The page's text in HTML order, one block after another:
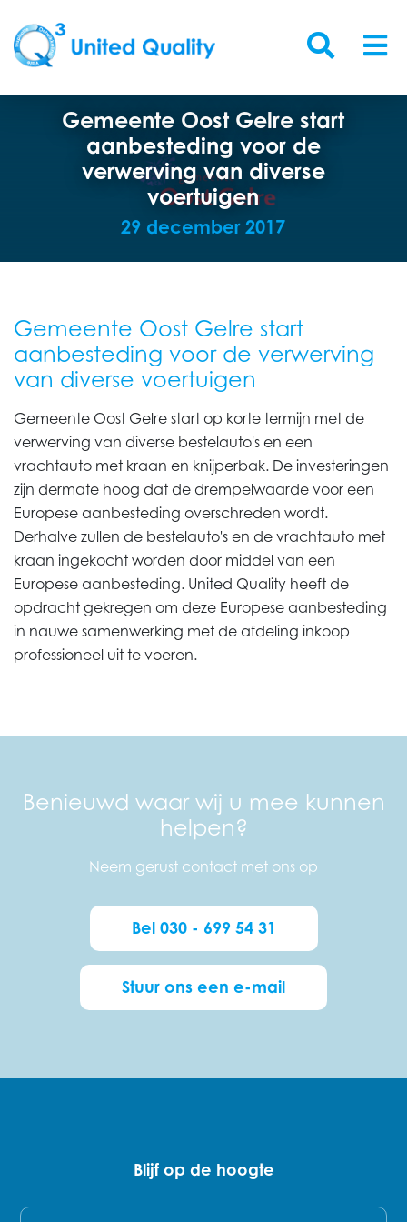
Gemeente Oost Gelre start
aanbesteding voor de
verwerving van diverse
voertuigen
29 december 2017
Gemeente Oost Gelre start
aanbesteding voor de verwerving
van diverse voertuigen
Gemeente Oost Gelre start op korte termijn met de
verwerving van diverse bestelauto's en een
vrachtauto met kraan en knijperbak. De investeringen
zijn dermate hoog dat de drempelwaarde voor een
Europese aanbesteding overschreden wordt.
Derhalve zullen de bestelauto's en de vrachtauto met
kraan ingekocht worden door middel van een
Europese aanbesteding. United Quality heeft de
opdracht gekregen om deze Europese aanbesteding
in nauwe samenwerking met de afdeling inkoop
professioneel uit te voeren.
Benieuwd waar wij u mee kunnen
helpen?
Neem gerust contact met ons op
Bel 030 - 699 54 31
Stuur ons een e-mail
Blijf op de hoogte